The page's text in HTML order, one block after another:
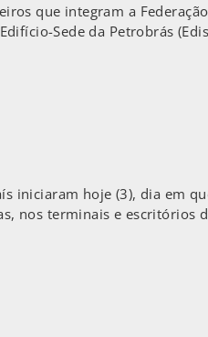
que integram a
Sede da Petrobrás
iniciaram hoje (3), dia em
nos terminais e escritórios